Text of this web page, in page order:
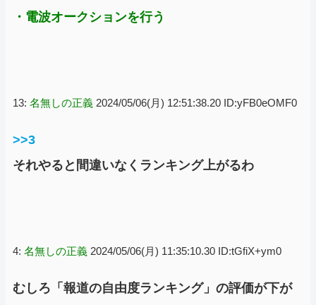
・電波オークションを行う
13: 名無しの正義 2024/05/06(月) 12:51:38.20 ID:yFB0eOMF0
>>3
それやると間違いなくランキング上がるわ
4: 名無しの正義 2024/05/06(月) 11:35:10.30 ID:tGfiX+ym0
むしろ「報道の自由度ランキング」の評価が下が